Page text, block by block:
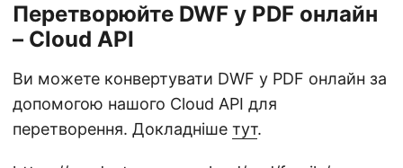
Перетворюйте DWF у PDF онлайн
– Cloud API
Ви можете конвертувати DWF у PDF онлайн за
допомогою нашого Cloud API для
перетворення. Докладніше тут.